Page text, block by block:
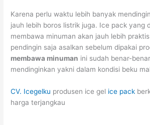
Karena perlu waktu lebih banyak
jauh lebih boros listrik juga. Ice pack yang
membawa minuman akan jauh lebih
pendingin saja asalkan sebelum dipakai
membawa minuman ini sudah benar-
mendinginkan yakni dalam kondisi beku
CV. Icegelku produsen ice gel ice pack
harga terjangkau